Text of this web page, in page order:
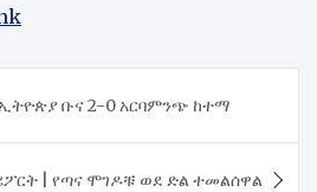
ቡና 2-0 አርባምንጭ ከተማ
| የጣና ሞገዶቹ ወደ ድል ተመልሰዋል